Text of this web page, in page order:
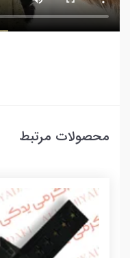
محصولات مرتبط